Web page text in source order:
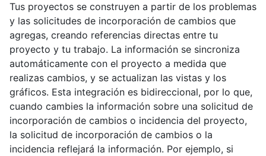
Tus proyectos se construyen a partir de los problemas
y las solicitudes de incorporación de cambios que
agregas, creando referencias directas entre tu
proyecto y tu trabajo. La información se sincroniza
automáticamente con el proyecto a medida que
realizas cambios, y se actualizan las vistas y los
gráficos. Esta integración es bidireccional, por lo que,
cuando cambies la información sobre una solicitud de
incorporación de cambios o incidencia del proyecto,
la solicitud de incorporación de cambios o la
incidencia reflejará la información. Por ejemplo, si